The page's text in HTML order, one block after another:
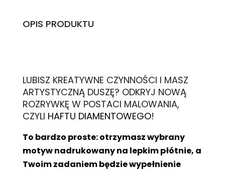
OPIS PRODUKTU
LUBISZ KREATYWNE CZYNNOŚCI I MASZ
ARTYSTYCZNĄ DUSZĘ? ODKRYJ NOWĄ
ROZRYWKĘ W POSTACI MALOWANIA,
CZYLI HAFTU DIAMENTOWEGO!
To bardzo proste: otrzymasz wybrany
motyw nadrukowany na lepkim płótnie, a
Twoim zadaniem będzie wypełnienie